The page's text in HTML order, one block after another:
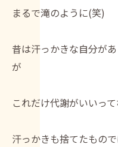
まるで滝のように(笑)
昔は汗っかきな自分が
が
これだけ代謝がいいっ
汗っかきも捨てたもの